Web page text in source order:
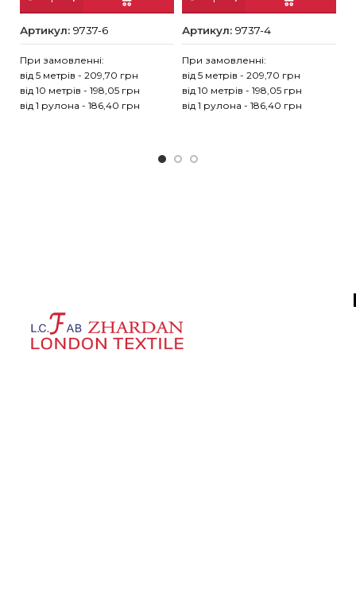
Артикул:9737-6
При замовленні:
від 5 метрів - 209,70 грн
від 10 метрів - 198,05 грн
від 1 рулона - 186,40 грн
Артикул: 9737-4
При замовленні:
від 5 метрів - 209,70 грн
від 10 метрів - 198,05 грн
від 1 рулона - 186,40 грн